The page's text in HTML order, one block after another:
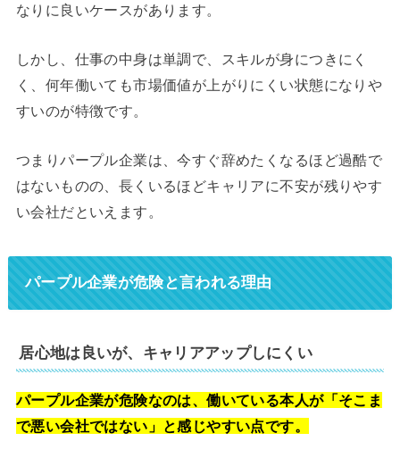
なりに良いケースがあります。
しかし、仕事の中身は単調で、スキルが身につきにく
く、何年働いても市場価値が上がりにくい状態になりや
すいのが特徴です。
つまりパープル企業は、今すぐ辞めたくなるほど過酷で
はないものの、長くいるほどキャリアに不安が残りやす
い会社だといえます。
パープル企業が危険と言われる理由
居心地は良いが、キャリアアップしにくい
パープル企業が危険なのは、働いている本人が「そこま
で悪い会社ではない」と感じやすい点です。